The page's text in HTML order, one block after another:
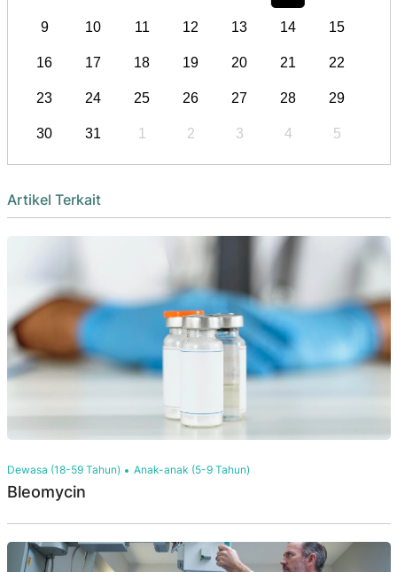
9 10 11 12 13 14 15
16 17 18 19 20 21 22
23 24 25 26 27 28 29
30 31 1 2 3 4 5
Artikel Terkait
Dewasa (18-59 Tahun) Anak-anak (5-9 Tahun)
Bleomycin